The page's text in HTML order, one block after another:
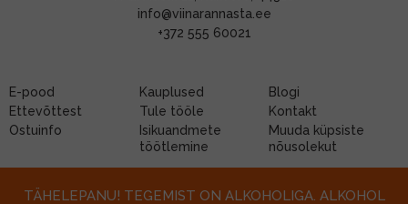
info@viinarannasta.ee
+372 555 60021
E-pood Kauplused
Blogi
Ettevõttest
Tule tööle
Kontakt
Ostuinfo
Isikuandmete
töötlemine
Muuda küpsiste
nõusolekut
TÄHELEPANU! TEGEMIST ON ALKOHOLIGA. ALKOHOL